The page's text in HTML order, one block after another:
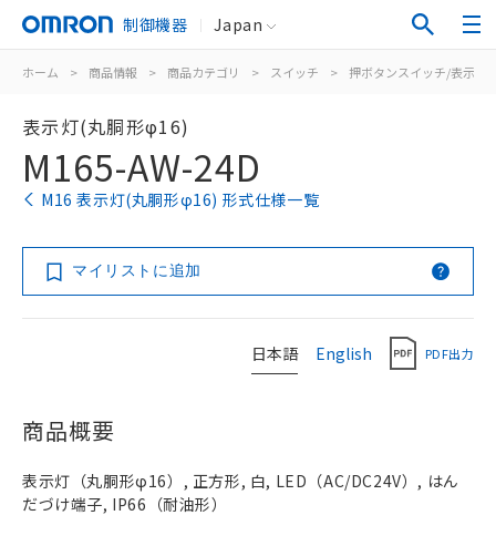
制御機器 Japan
ホーム > 商品情報 > 商品カテゴリ > スイッチ > 押ボタンスイッチ/表示灯
表示灯(丸胴形φ16)
M165-AW-24D
M16 表示灯(丸胴形φ16) 形式仕様一覧
マイリストに追加
日本語 English PDF出力
商品概要
表示灯（丸胴形φ16）, 正方形, 白, LED（AC/DC24V）, はん
だづけ端子, IP66（耐油形）